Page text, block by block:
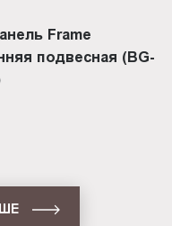
Frame
подвесная (BG-